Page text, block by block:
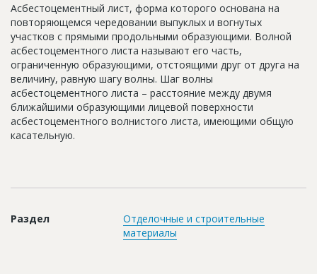
Инвестпроекты
Глоссарий
Новости
Платные услуги
Пресс-релизы
Правила работы
Асбестоцементный лист, форма которого основана на
повторяющемся чередовании выпуклых и вогнутых
участков с прямыми продольными образующими. Волной
асбестоцементного листа называют его часть,
ограниченную образующими, отстоящими друг от друга на
величину, равную шагу волны. Шаг волны
асбестоцементного листа – расстояние между двумя
ближайшими образующими лицевой поверхности
асбестоцементного волнистого листа, имеющими общую
касательную.
Раздел
Отделочные и строительные
материалы